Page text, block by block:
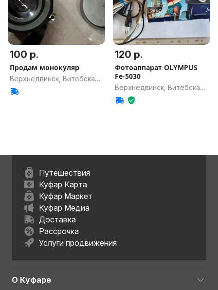
100 р.
Продам монокуляр
Верхнедвинск, Витебская
обл.
120 р.
Фотоаппарат OLYMPUS
Fe-5030
Верхнедвинск, Витебская
обл.
Путешествия
Куфар Карта
Куфар Маркет
Куфар Медиа
Доставка
Рассрочка
Услуги продвижения
О Куфаре